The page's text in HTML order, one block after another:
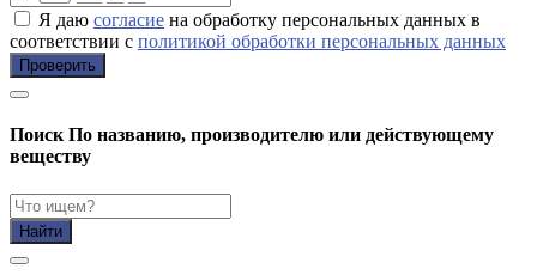
Я даю согласие на обработку персональных данных в
соответствии с политикой обработки персональных данных
Проверить
ПоискПо названию, производителю или действующему
веществу
Найти